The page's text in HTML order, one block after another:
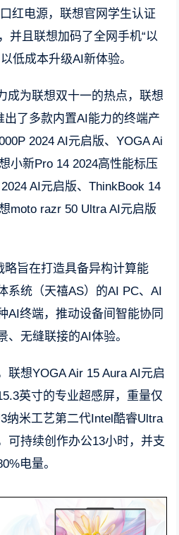
红电源，联想官网学生认证
并且联想加码了全网手机“以
低成本升级AI新体验。
成为联想双十一的热点，联想
出了多款内置AI能力的终端产
2024 AI元启版、YOGA Ai
小新Pro 14 2024高性能标压
AI元启版、ThinkBook 14
moto razr 50 Ultra AI元启版
略旨在打造具备异构计算能
系统（天禧AS）的AI PC、AI
AI终端，推动设备间智能协同
、无缝联接的AI体验。
联想YOGA Air 15 Aura AI元启
英寸的专业超感屏，重量仅
纳米工艺第二代Intel酷睿Ultra
可持续创作办公13小时，并支
电量。